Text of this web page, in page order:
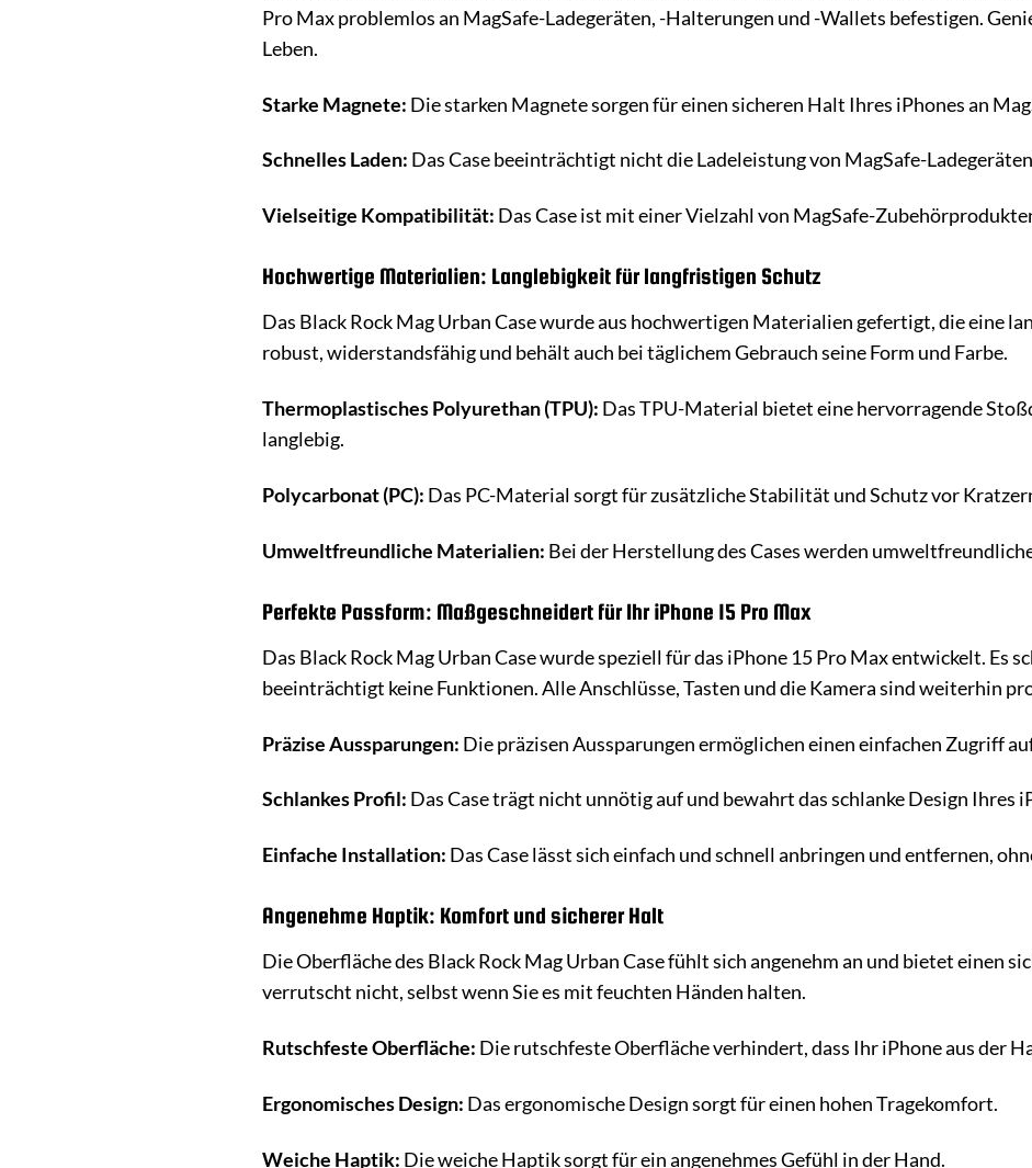
Pro Max problemlos an MagSafe-Ladegeräten, -Halterungen und -Wallets befestigen.
Leben.
Starke Magnete: Die starken Magnete sorgen für einen sicheren Halt Ihres iPhones an
Schnelles Laden: Das Case beeinträchtigt nicht die Ladeleistung von MagSafe-
Vielseitige Kompatibilität: Das Case ist mit einer Vielzahl von MagSafe-
Hochwertige Materialien: Langlebigkeit für langfristigen Schutz
Das Black Rock Mag Urban Case wurde aus hochwertigen Materialien gefertigt, die eine
robust, widerstandsfähig und behält auch bei täglichem Gebrauch seine Form und Farbe.
Thermoplastisches Polyurethan (TPU): Das TPU-Material bietet eine hervorragende
langlebig.
Polycarbonat (PC): Das PC-Material sorgt für zusätzliche Stabilität und Schutz vor
Umweltfreundliche Materialien: Bei der Herstellung des Cases werden
Perfekte Passform: Maßgeschneidert für Ihr iPhone 15 Pro Max
Das Black Rock Mag Urban Case wurde speziell für das iPhone 15 Pro Max entwickelt. Es
beeinträchtigt keine Funktionen. Alle Anschlüsse, Tasten und die Kamera sind weiterhin
Präzise Aussparungen: Die präzisen Aussparungen ermöglichen einen einfachen Zugriff
Schlankes Profil: Das Case trägt nicht unnötig auf und bewahrt das schlanke Design Ihres
Einfache Installation: Das Case lässt sich einfach und schnell anbringen und entfernen,
Angenehme Haptik: Komfort und sicherer Halt
Die Oberfläche des Black Rock Mag Urban Case fühlt sich angenehm an und bietet einen
verrutscht nicht, selbst wenn Sie es mit feuchten Händen halten.
Rutschfeste Oberfläche: Die rutschfeste Oberfläche verhindert, dass Ihr iPhone aus der
Ergonomisches Design: Das ergonomische Design sorgt für einen hohen Tragekomfort.
Weiche Haptik: Die weiche Haptik sorgt für ein angenehmes Gefühl in der Hand.